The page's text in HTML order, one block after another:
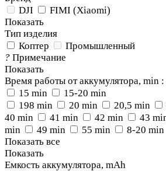
DJI
FIMI (Xiaomi)
Показать
Тип изделия
Коптер
Промышленный
? Примечание
Показать
Время работы от аккумулятора, min :
15 min
15-20 min
198 min
20 min 20,5 min
40 min
41 min 42 min 43
min
49 min 55 min
8-20 min
Показать все
Показать
Емкость аккумулятора, mAh